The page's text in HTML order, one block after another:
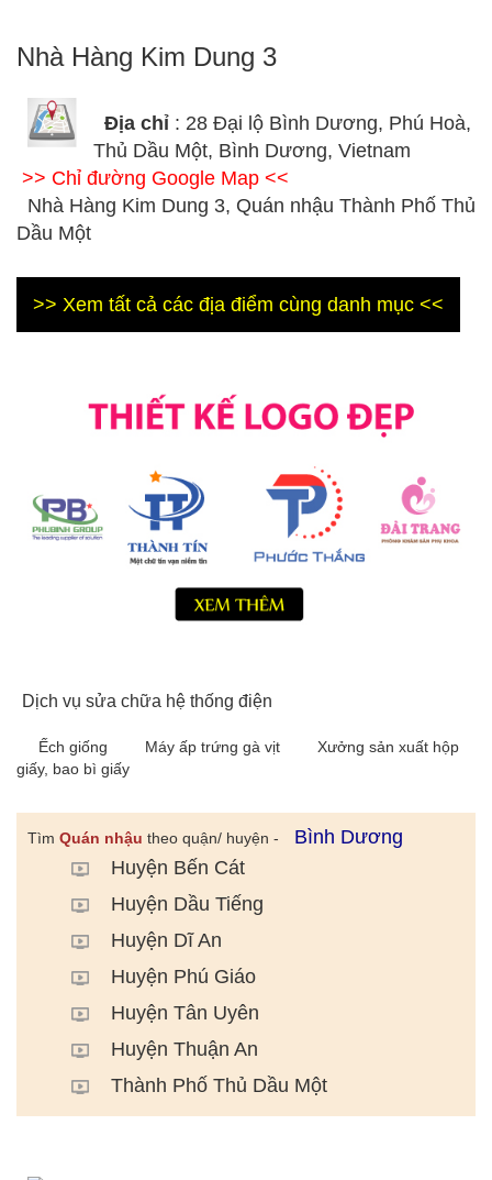
Nhà Hàng Kim Dung 3
Địa chỉ : 28 Đại lộ Bình Dương, Phú Hoà,
Thủ Dầu Một, Bình Dương, Vietnam
>> Chỉ đường Google Map <<
Nhà Hàng Kim Dung 3, Quán nhậu Thành Phố Thủ
Dầu Một
>> Xem tất cả các địa điểm cùng danh mục <<
Dịch vụ sửa chữa hệ thống điện
Ếch giống Máy ấp trứng gà vịt
Xưởng sản xuất hộp
giấy, bao bì giấy
Tìm Quán nhậu theo quận/ huyện -
Bình Dương
Huyện Bến Cát
Huyện Dầu Tiếng
Huyện Dĩ An
Huyện Phú Giáo
Huyện Tân Uyên
Huyện Thuận An
Thành Phố Thủ Dầu Một